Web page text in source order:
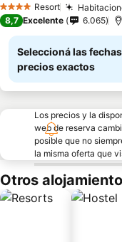
4 EstrellasResort
8,7 Excelente 6.065
Seleccioná las
precios exactos
Los precios y la
web de reserva
posible que no
la misma oferta que
Otros